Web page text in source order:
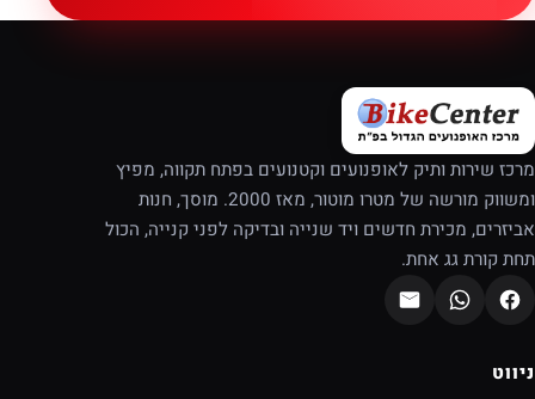
מרכז שירות ותיק לאופנועים וקטנועים בפתח תקווה, מפיץ
ומשווק מורשה של מטרו מוטור, מאז 2000. מוסך, חנות
אביזרים, מכירת חדשים ויד שנייה ובדיקה לפני קנייה, הכול
תחת קורת גג אחת.
ניווט